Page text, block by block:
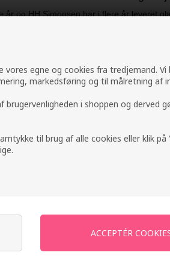
vores egne og cookies fra tredjemand. Vi
markedsføring og til målretning af
i shoppen og derved
til brug af alle cookies eller klik
og HH Simonsen har i flere år leveret
fælles for flere af dem er, at kvaliteten
varianter: Signature, Infinity og True
har også luksus præg over sig.
forhandler vi også glattejern i mini- og
billigt hos Hair247-
Se de øvrige produkter fraHH